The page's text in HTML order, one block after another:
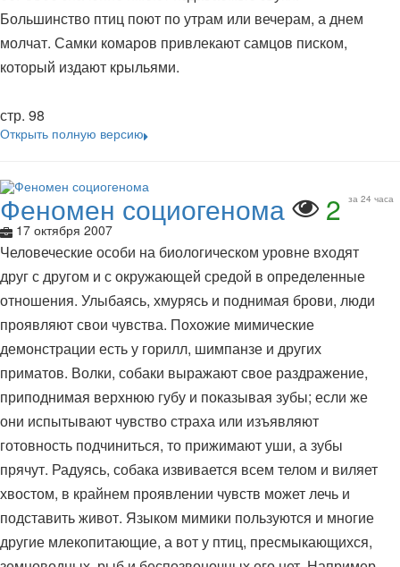
Большинство птиц поют по утрам или вечерам, а днем
молчат. Самки комаров привлекают самцов писком,
который издают крыльями.
стр. 98
Открыть полную версию
Феномен социогенома 2 за 24 часа
17 октября 2007
Человеческие особи на биологическом уровне входят
друг с другом и с окружающей средой в определенные
отношения. Улыбаясь, хмурясь и поднимая брови, люди
проявляют свои чувства. Похожие мимические
демонстрации есть у горилл, шимпанзе и других
приматов. Волки, собаки выражают свое раздражение,
приподнимая верхнюю губу и показывая зубы; если же
они испытывают чувство страха или изъявляют
готовность подчиниться, то прижимают уши, а зубы
прячут. Радуясь, собака извивается всем телом и виляет
хвостом, в крайнем проявлении чувств может лечь и
подставить живот. Языком мимики пользуются и многие
другие млекопитающие, а вот у птиц, пресмыкающихся,